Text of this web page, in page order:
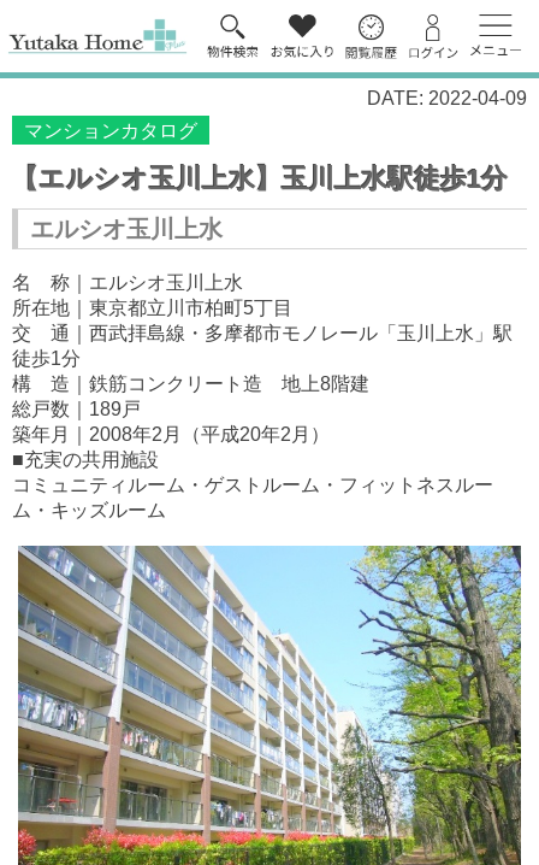
DATE: 2022-04-09
マンションカタログ
【エルシオ玉川上水】玉川上水駅徒歩1分
エルシオ玉川上水
名 称｜エルシオ玉川上水
所在地｜東京都立川市柏町5丁目
交 通｜西武拝島線・多摩都市モノレール「玉川上水」駅
徒歩1分
構 造｜鉄筋コンクリート造 地上8階建
総戸数｜189戸
築年月｜2008年2月（平成20年2月）
■充実の共用施設
コミュニティルーム・ゲストルーム・フィットネスルー
ム・キッズルーム